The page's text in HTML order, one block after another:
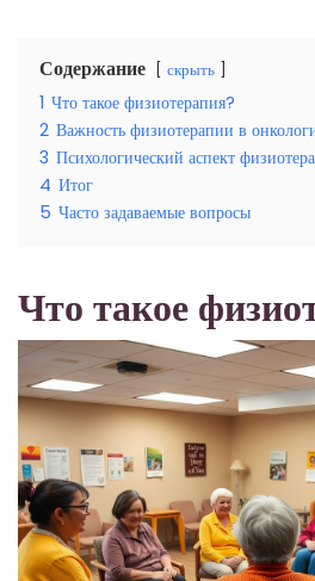
Содержание скрыть
1 Что такое физиотерапия?
2 Важность физиотерапии в
3 Психологический аспект
4 Итог
5 Часто задаваемые вопросы
Что такое